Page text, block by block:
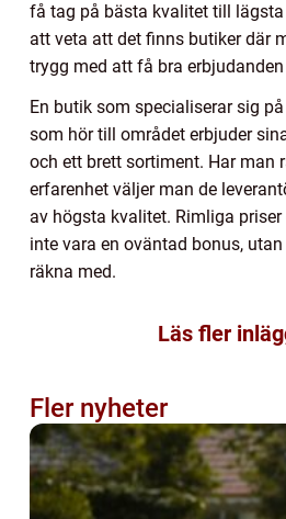
få tag på bästa kvalitet till
att veta att det finns butiker där
trygg med att få bra
En butik som specialiserar sig
som hör till området erbjuder
och ett brett sortiment. Har man
erfarenhet väljer man de
av högsta kvalitet. Rimliga
inte vara en oväntad bonus,
räkna med.
Läs fler
Fler nyheter